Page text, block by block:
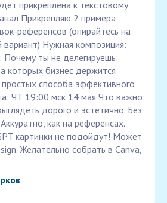
прикреплена к текстовому
Прикрепляю 2 примера
референсов (опирайтесь на
вариант) Нужная композиция:
Почему ты не делегируешь:
которых бизнес держится
способа эффективного
ЧТ 19:00 мск 14 мая Что важно:
дорого и эстетично. Без
как на референсах.
картинки не подойдут! Может
Желательно собрать в Canva,